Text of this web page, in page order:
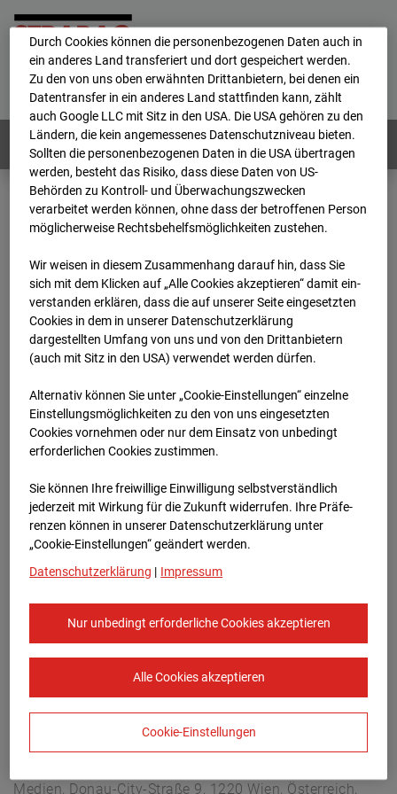
Home E-Mail Impressum
Login
Deutsch / English
Webcams: Alle Länder
Home
Deutschland
BC-126 - BV Bauhof-Areal Reutlingen
Archiv
2026
07 08 15:30
BC-126 - BV Bauhof-
Areal Reutlingen
Christophstraße 11, 72760 Reutlingen
Zur Übersicht
Europe/Berlin
Medien, Donau-City-Straße 9, 1220 Wien, Österreich,
Durch Cookies können die personenbezogenen Daten auch in
ein anderes Land transferiert und dort gespeichert werden.
Zu den von uns oben erwähnten Drittanbietern, bei denen ein
Datentransfer in ein anderes Land stattfinden kann, zählt
auch Google LLC mit Sitz in den USA. Die USA gehören zu den
Ländern, die kein angemessenes Datenschutzniveau bieten.
Sollten die personenbezogenen Daten in die USA übertragen
werden, besteht das Risiko, dass diese Daten von US-
Behörden zu Kontroll- und Überwachungszwecken
verarbeitet werden können, ohne dass der betroffenen Person
möglicherweise Rechtsbehelfsmöglichkeiten zustehen.
Wir weisen in diesem Zusammenhang darauf hin, dass Sie
sich mit dem Klicken auf „Alle Cookies akzeptieren“ damit ein­
ver­standen erklären, dass die auf unserer Seite eingesetzten
Cookies in dem in unserer Datenschutzerklärung
dargestellten Umfang von uns und von den Drittanbietern
(auch mit Sitz in den USA) verwendet werden dürfen.
Alternativ können Sie unter „Cookie-Einstellungen“ einzelne
Einstellungsmöglichkeiten zu den von uns eingesetzten
Cookies vornehmen oder nur dem Einsatz von unbedingt
erforderlichen Cookies zustimmen.
Sie können Ihre freiwillige Einwilligung selbstverständlich
jederzeit mit Wirkung für die Zukunft widerrufen. Ihre Prä­fe­
renzen können in unserer Datenschutzerklärung unter
„Cookie-Einstellungen“ geändert werden.
Datenschutzerklärung | Impressum
Nur unbedingt erforderliche Cookies akzeptieren
Alle Cookies akzeptieren
Cookie-Einstellungen